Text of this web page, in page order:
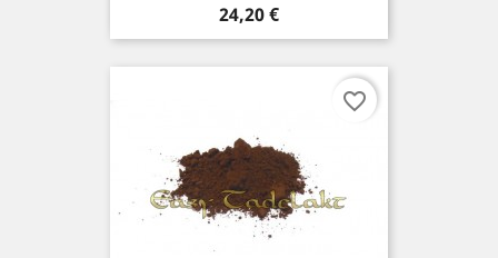
Preço
24,20 €
favorite_border